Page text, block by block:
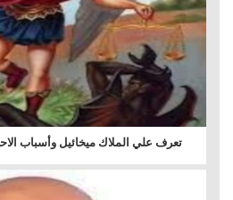
تعرف علي الملاك ميخائيل وأسباب الاحتفال